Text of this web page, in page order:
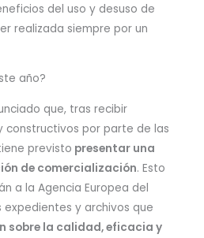
del uso y desuso de
realizada siempre por un
año?
que, tras recibir
constructivos por parte de las
previsto presentar una
de comercialización. Esto
a la Agencia Europea del
y archivos que
sobre la calidad, eficacia y